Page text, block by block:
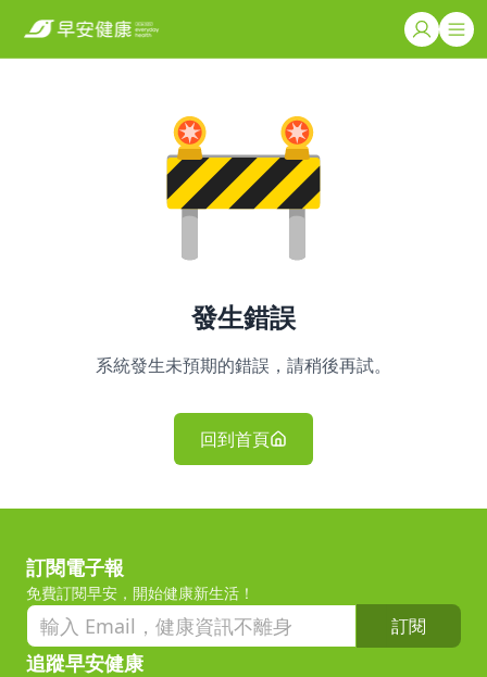
發生錯誤
系統發生未預期的錯誤，請稍後再試。
回到首頁
訂閱電子報
免費訂閱早安，開始健康新生活！
訂閱
追蹤早安健康